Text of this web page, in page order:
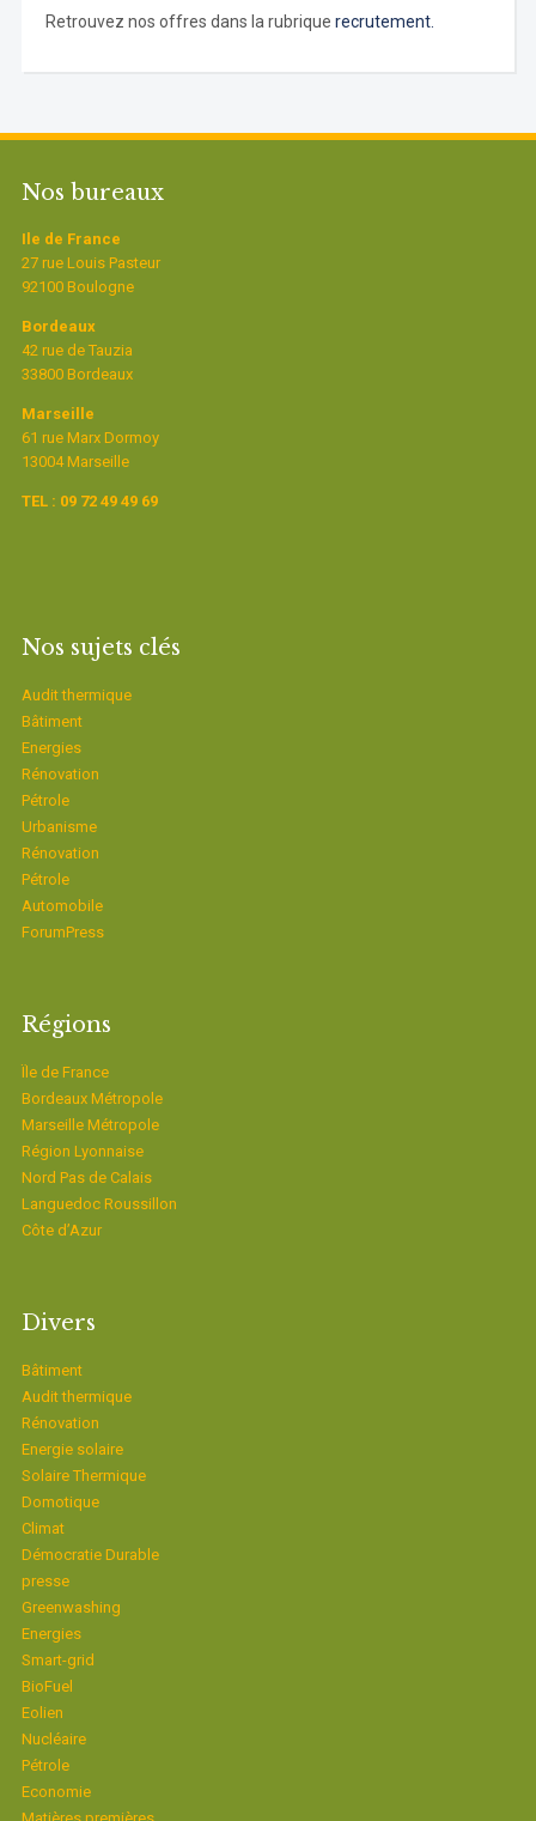
Retrouvez nos offres dans la rubrique recrutement.
Nos bureaux
Ile de France
27 rue Louis Pasteur
92100 Boulogne
Bordeaux
42 rue de Tauzia
33800 Bordeaux
Marseille
61 rue Marx Dormoy
13004 Marseille
TEL : 09 72 49 49 69
Nos sujets clés
Audit thermique
Bâtiment
Energies
Rénovation
Pétrole
Urbanisme
Rénovation
Pétrole
Automobile
ForumPress
Régions
Ïle de France
Bordeaux Métropole
Marseille Métropole
Région Lyonnaise
Nord Pas de Calais
Languedoc Roussillon
Côte d’Azur
Divers
Bâtiment
Audit thermique
Rénovation
Energie solaire
Solaire Thermique
Domotique
Climat
Démocratie Durable
presse
Greenwashing
Energies
Smart-grid
BioFuel
Eolien
Nucléaire
Pétrole
Economie